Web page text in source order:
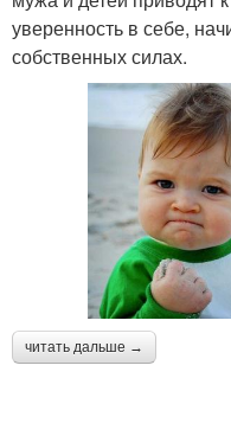
уверенность в себе,
собственных силах.
читать дальше →